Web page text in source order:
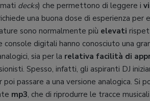
decks) che permettono di leggere i
una buona dose di esperienza
sono normalmente più elevati
console digitali hanno conosciuto una
sia per la relativa facilità di
Spesso, infatti, gli aspiranti DJ
poi passare a una versione analogica.
mp3, che di riprodurre le tracce